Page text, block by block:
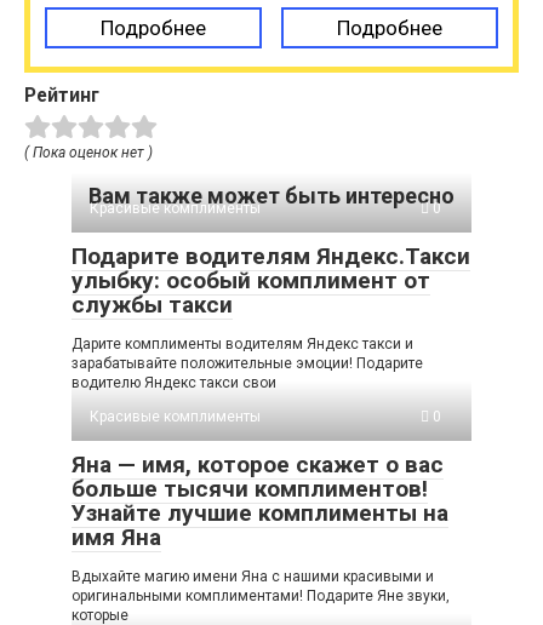
Подробнее Подробнее
Рейтинг
( Пока оценок нет )
Вам также может быть интересно
Красивые комплименты 0
Подарите водителям Яндекс.Такси
улыбку: особый комплимент от
службы такси
Дарите комплименты водителям Яндекс такси и
зарабатывайте положительные эмоции! Подарите
водителю Яндекс такси свои
Красивые комплименты
0
Яна — имя, которое скажет о вас
больше тысячи комплиментов!
Узнайте лучшие комплименты на
имя Яна
Вдыхайте магию имени Яна с нашими красивыми и
оригинальными комплиментами! Подарите Яне звуки,
которые